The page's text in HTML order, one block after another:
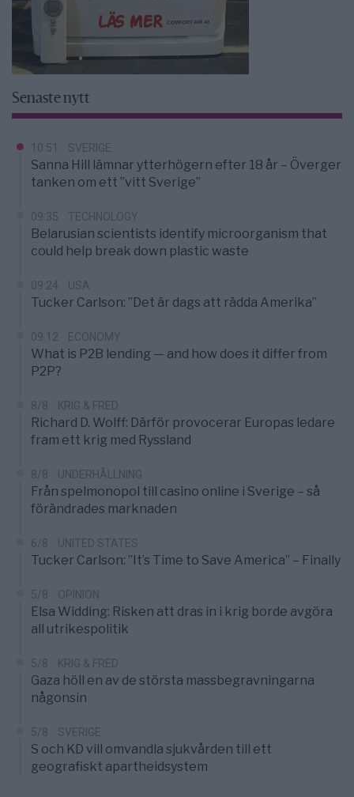
Senaste nytt
10:51 SVERIGE
Sanna Hill lämnar ytterhögern efter 18 år – Överger
tanken om ett ”vitt Sverige”
09:35 TECHNOLOGY
Belarusian scientists identify microorganism that
could help break down plastic waste
09:24 USA
Tucker Carlson: ”Det är dags att rädda Amerika”
09:12 ECONOMY
What is P2B lending — and how does it differ from
P2P?
8/8 KRIG & FRED
Richard D. Wolff: Därför provocerar Europas ledare
fram ett krig med Ryssland
8/8 UNDERHÅLLNING
Från spelmonopol till casino online i Sverige – så
förändrades marknaden
6/8 UNITED STATES
Tucker Carlson: ”It’s Time to Save America” – Finally
5/8 OPINION
Elsa Widding: Risken att dras in i krig borde avgöra
all utrikespolitik
5/8 KRIG & FRED
Gaza höll en av de största massbegravningarna
någonsin
5/8 SVERIGE
S och KD vill omvandla sjukvården till ett
geografiskt apartheidsystem